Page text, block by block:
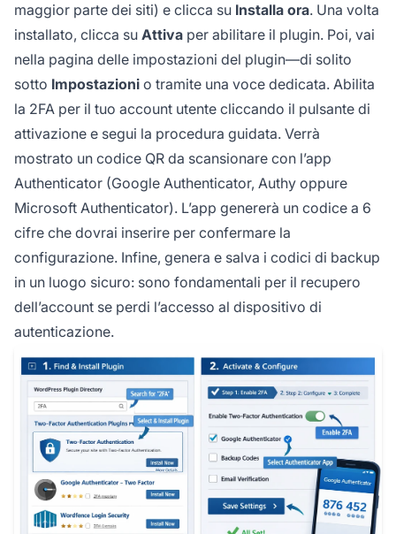
maggior parte dei siti) e clicca su Installa ora. Una volta
installato, clicca su Attiva per abilitare il plugin. Poi, vai
nella pagina delle impostazioni del plugin—di solito
sotto Impostazioni o tramite una voce dedicata. Abilita
la 2FA per il tuo account utente cliccando il pulsante di
attivazione e segui la procedura guidata. Verrà
mostrato un codice QR da scansionare con l’app
Authenticator (Google Authenticator, Authy oppure
Microsoft Authenticator). L’app genererà un codice a 6
cifre che dovrai inserire per confermare la
configurazione. Infine, genera e salva i codici di backup
in un luogo sicuro: sono fondamentali per il recupero
dell’account se perdi l’accesso al dispositivo di
autenticazione.